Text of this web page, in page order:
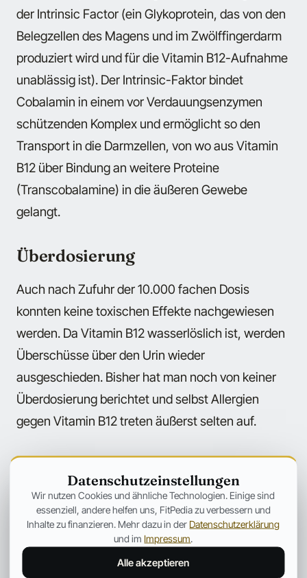
der Intrinsic Factor (ein Glykoprotein, das von den
Belegzellen des Magens und im Zwölffingerdarm
produziert wird und für die Vitamin B12-Aufnahme
unablässig ist). Der Intrinsic-Faktor bindet
Cobalamin in einem vor Verdauungsenzymen
schützenden Komplex und ermöglicht so den
Transport in die Darmzellen, von wo aus Vitamin
B12 über Bindung an weitere Proteine
(Transcobalamine) in die äußeren Gewebe
gelangt.
Überdosierung
Auch nach Zufuhr der 10.000 fachen Dosis
konnten keine toxischen Effekte nachgewiesen
werden. Da Vitamin B12 wasserlöslich ist, werden
Überschüsse über den Urin wieder
ausgeschieden. Bisher hat man noch von keiner
Überdosierung berichtet und selbst Allergien
gegen Vitamin B12 treten äußerst selten auf.
Bedarf
Der tägliche Mindestbedarf ist im Vergleich zu den
meisten andern Vitaminen sehr viel geringer, er
beträgt nur ca. 3 Mikrogramm. Ein Mangel an
Vitamin B12 entwickelt sich sehr langsam, bei
Datenschutzeinstellungen
Wir nutzen Cookies und ähnliche Technologien. Einige sind
essenziell, andere helfen uns, FitPedia zu verbessern und
Inhalte zu finanzieren. Mehr dazu in der Datenschutzerklärung
und im Impressum
Alle akzeptieren